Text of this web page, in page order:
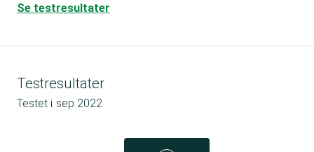
Se testresultater
Testresultater
Testet i sep 2022